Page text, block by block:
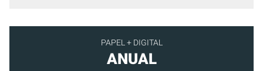
PAPEL + DIGITAL
ANUAL